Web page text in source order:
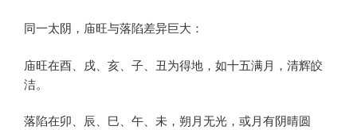
同一太阴，庙旺与落陷差异巨大：
庙旺在酉、戌、亥、子、丑为得地，如十五满月，清辉皎
洁。
落陷在卯、辰、巳、午、未，朔月无光，或月有阴晴圆